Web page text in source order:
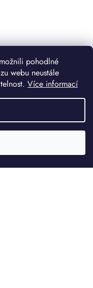
pohodlné
webu neustále
Více informací